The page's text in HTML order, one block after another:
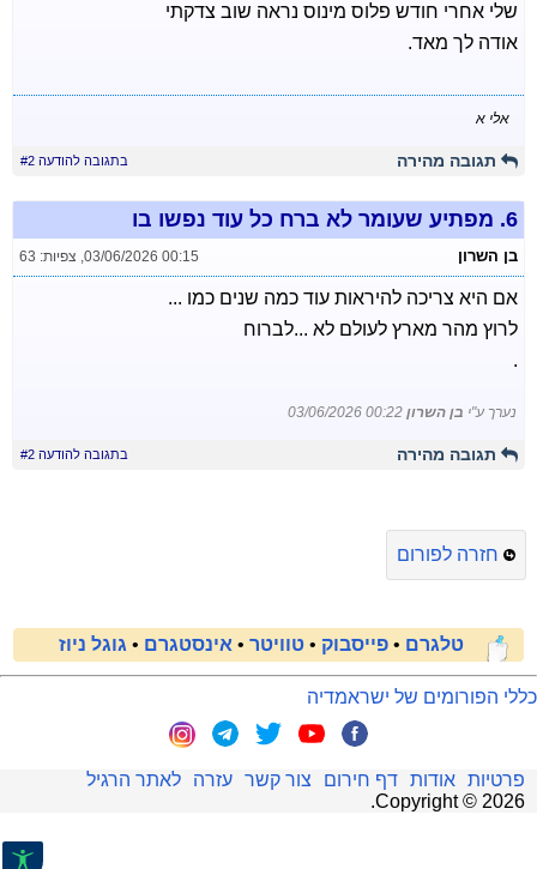
שלי אחרי חודש פלוס מינוס נראה שוב צדקתי
אודה לך מאד.
אלי א
תגובה מהירה בתגובה להודעה #2
6. מפתיע שעומר לא ברח כל עוד נפשו בו
בן השרון 03/06/2026 00:15
, צפיות: 63
אם היא צריכה להיראות עוד כמה שנים כמו ...
לרוץ מהר מארץ לעולם לא ...לברוח
.
נערך ע"י בן השרון 03/06/2026 00:22
תגובה מהירה בתגובה להודעה #2
חזרה לפורום
טלגרם • פייסבוק • טוויטר • אינסטגרם • גוגל ניוז
כללי הפורומים של ישראמדיה
פרטיות אודות דף חירום צור קשר עזרה
לאתר הרגיל
Copyright © 2026
.